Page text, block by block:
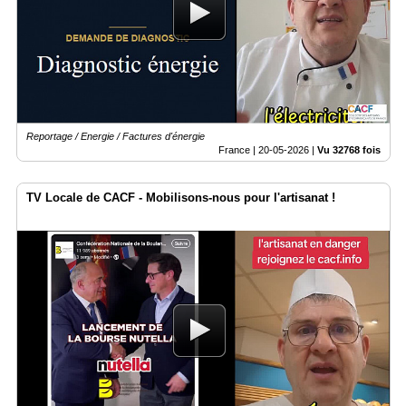
Reportage / Energie / Factures d'énergie
France | 20-05-2026 Vu 32768 fois
TV Locale de CACF - Mobilisons-nous pour l'artisanat !